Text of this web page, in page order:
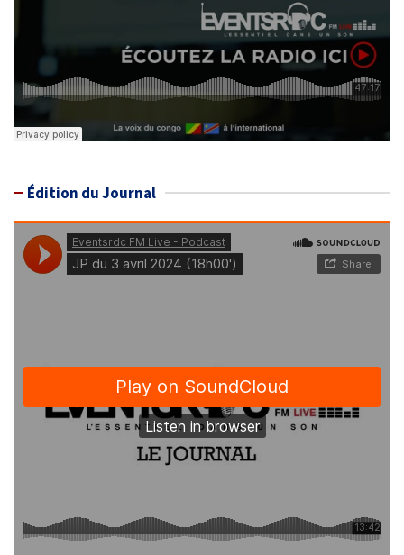
Édition du Journal